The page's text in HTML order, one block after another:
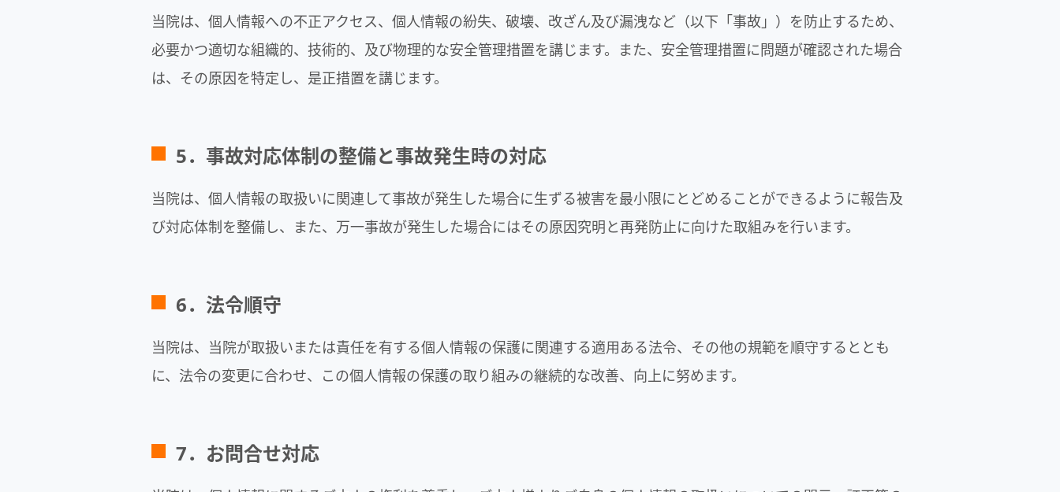
当院は、個人情報への不正アクセス、個人情報の紛失、破壊、改ざん及び漏洩など（以下「事故」）を防止するため、
必要かつ適切な組織的、技術的、及び物理的な安全管理措置を講じます。また、安全管理措置に問題が確認された場合
は、その原因を特定し、是正措置を講じます。
5．事故対応体制の整備と事故発生時の対応
当院は、個人情報の取扱いに関連して事故が発生した場合に生ずる被害を最小限にとどめることができるように報告及
び対応体制を整備し、また、万一事故が発生した場合にはその原因究明と再発防止に向けた取組みを行います。
6．法令順守
当院は、当院が取扱いまたは責任を有する個人情報の保護に関連する適用ある法令、その他の規範を順守するととも
に、法令の変更に合わせ、この個人情報の保護の取り組みの継続的な改善、向上に努めます。
7．お問合せ対応